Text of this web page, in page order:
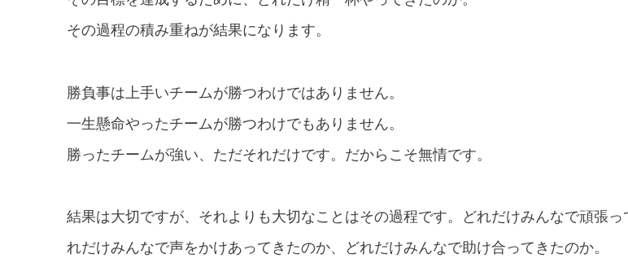
その過程の積み重ねが結果になります。
勝負事は上手いチームが勝つわけではありません。
一生懸命やったチームが勝つわけでもありません。
勝ったチームが強い、ただそれだけです。 だからこそ無情です。
結果は大切ですが、それよりも大切なことはその過程です。どれだけみんなで頑張
れだけみんなで声をかけあってきたのか、どれだけみんなで助け合ってきたのか。